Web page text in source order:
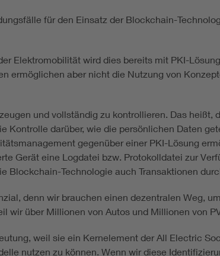
für den Einsatz der Blockchain-
Elektromobilität wird dies bereits mit PKI-
ermöglichen aber nicht die Nutzung von
und vollständig zu kontrollieren. Das heißt,
Kontrolle darüber, wie die persönlichen Daten
gegenüber einer PKI-Lösung
Gerät eine Logdatei bzw. Protokolldatei zur
Blockchain-Technologie auch Transaktionen
denn wir brauchen einen dezentralen Weg,
über Millionen von Autos und Millionen von
weil sie ein Kernelement der All Electric
nutzen zu können. Wenn wir diese